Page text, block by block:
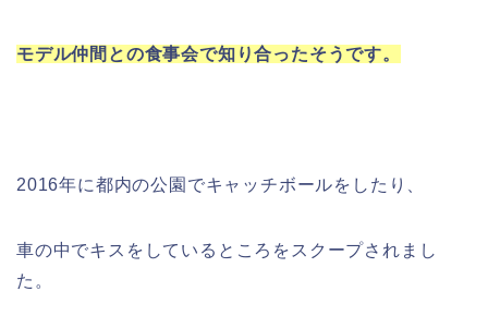
モデル仲間との食事会で知り合ったそうです。
2016年に都内の公園でキャッチボールをしたり、
車の中でキスをしているところをスクープされまし
た。